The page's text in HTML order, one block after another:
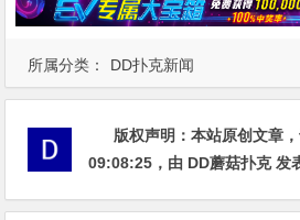
所属分类： DD扑克新闻
版权声明：本站原创文章
09:08:25 ，由 DD蘑菇扑克发